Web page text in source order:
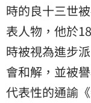
時的良十三世
表人物，他於
時被視為進步
會和解，並被
代表性的通諭